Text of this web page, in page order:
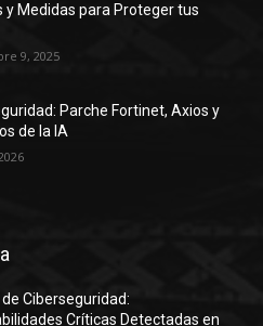
y Medidas para Proteger tus
9, 2025
Parche Fortinet, Axios y
de la IA
Ciberseguridad:
Críticas Detectadas en